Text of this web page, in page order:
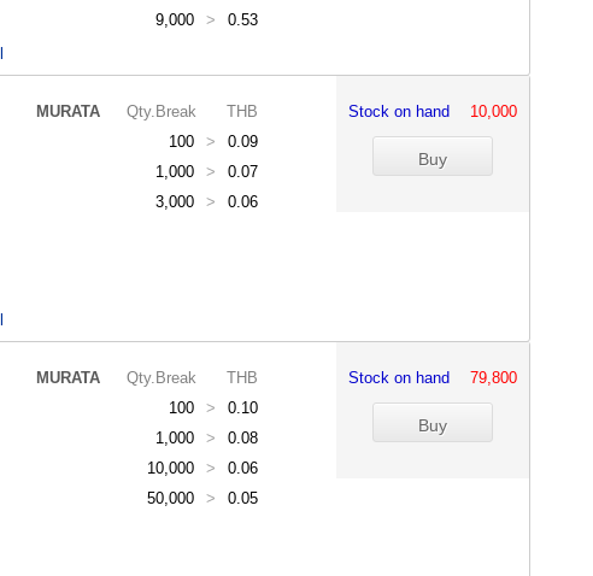
9,000
> 0.53
MURATA
Qty.Break
THB
100
>
0.09
1,000
>
0.07
3,000
> 0.06
Stock on hand 10,000
MURATA
Qty.Break
THB
100
>
0.10
1,000
>
0.08
10,000
>
0.06
50,000
> 0.05
Stock on hand 79,800